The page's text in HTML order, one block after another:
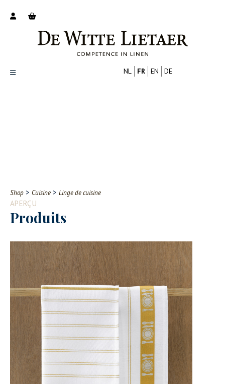
Contact
NL FR EN DE
Shop > Cuisine > Linge de cuisine
APERÇU
Produits